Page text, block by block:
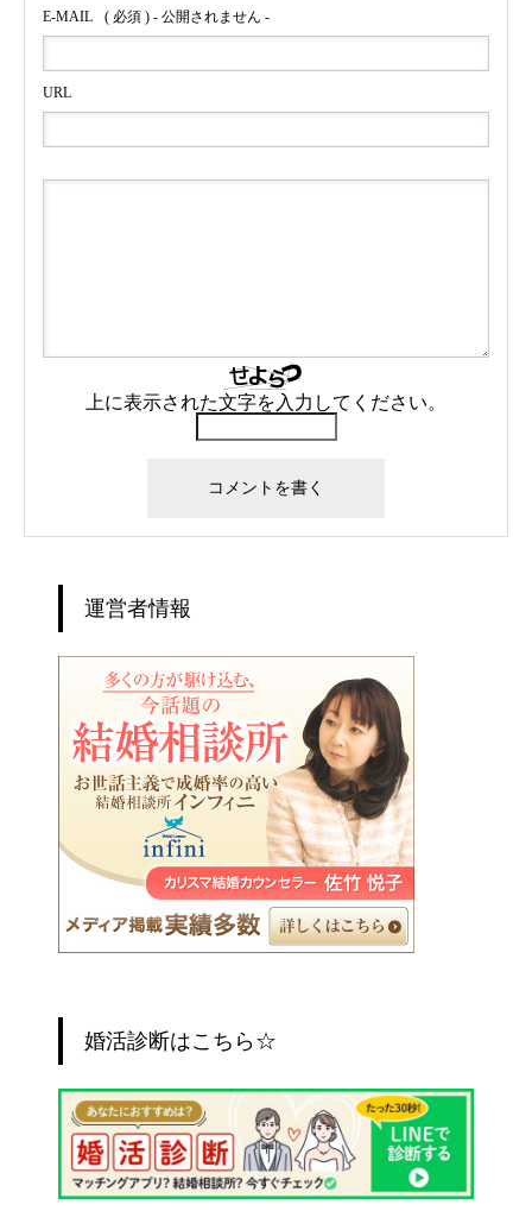
E-MAIL ( 必須 ) - 公開されません -
URL
上に表示された文字を入力してください。
運営者情報
婚活診断はこちら☆